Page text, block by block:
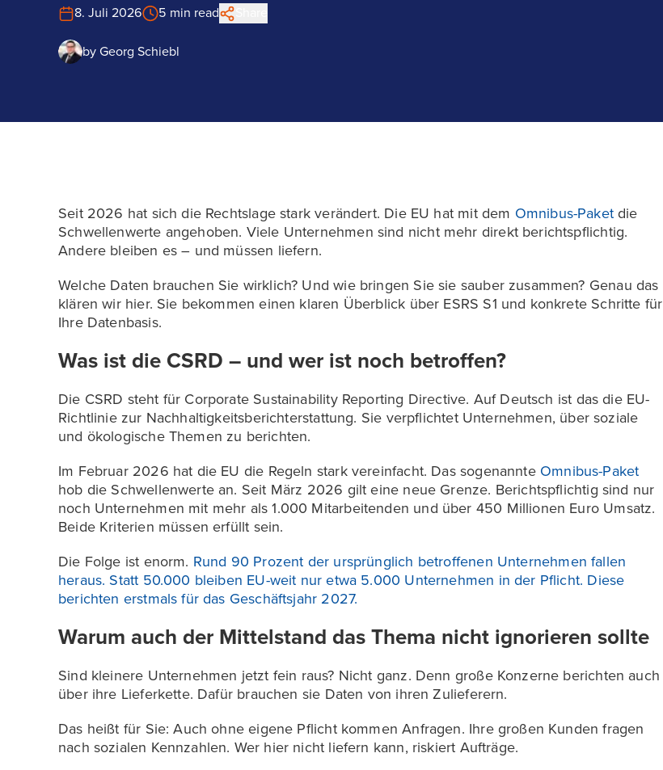
8. Juli 2026 5 min read
by Georg Schiebl
Seit 2026 hat sich die Rechtslage stark verändert. Die EU hat mit dem Omnibus-Paketdie
Schwellenwerte angehoben. Viele Unternehmen sind nicht mehr direkt berichtspflichtig.
Andere bleiben es – und müssen liefern.
Welche Daten brauchen Sie wirklich? Und wie bringen Sie sie sauber zusammen? Genau das
klären wir hier. Sie bekommen einen klaren Überblick über ESRS S1 und konkrete Schritte für
Ihre Datenbasis.
Was ist die CSRD – und wer ist noch betroffen?
Die CSRD steht für Corporate Sustainability Reporting Directive. Auf Deutsch ist das die EU-
Richtlinie zur Nachhaltigkeitsberichterstattung. Sie verpflichtet Unternehmen, über soziale
und ökologische Themen zu berichten.
Im Februar 2026 hat die EU die Regeln stark vereinfacht. Das sogenannte Omnibus-Paket
hob die Schwellenwerte an. Seit März 2026 gilt eine neue Grenze. Berichtspflichtig sind nur
noch Unternehmen mit mehr als 1.000 Mitarbeitenden und über 450 Millionen Euro Umsatz.
Beide Kriterien müssen erfüllt sein.
Die Folge ist enorm. Rund 90 Prozent der ursprünglich betroffenen Unternehmen fallen
heraus. Statt 50.000 bleiben EU-weit nur etwa 5.000 Unternehmen in der Pflicht. Diese
berichten erstmals für das Geschäftsjahr 2027.
Warum auch der Mittelstand das Thema nicht ignorieren sollte
Sind kleinere Unternehmen jetzt fein raus? Nicht ganz. Denn große Konzerne berichten auch
über ihre Lieferkette. Dafür brauchen sie Daten von ihren Zulieferern.
Das heißt für Sie: Auch ohne eigene Pflicht kommen Anfragen. Ihre großen Kunden fragen
nach sozialen Kennzahlen. Wer hier nicht liefern kann, riskiert Aufträge.